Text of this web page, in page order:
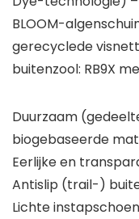
BLOOM-
gerecyclede
buitenzool: RB9X
Duurzaam
biogebaseerde
Eerlijke en
Antislip (trail-)
Lichte